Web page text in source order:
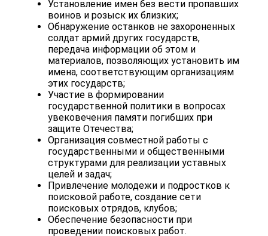
Установление имен без вести пропавших
воинов и розыск их близких;
Обнаружение останков не захороненных
солдат армий других государств,
передача информации об этом и
материалов, позволяющих установить им
имена, соответствующим организациям
этих государств;
Участие в формировании
государственной политики в вопросах
увековечения памяти погибших при
защите Отечества;
Организация совместной работы с
государственными и общественными
структурами для реализации уставных
целей и задач;
Привлечение молодежи и подростков к
поисковой работе, создание сети
поисковых отрядов, клубов;
Обеспечение безопасности при
проведении поисковых работ.